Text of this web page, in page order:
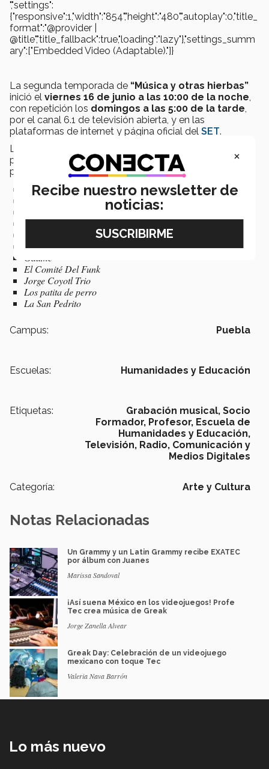
","settings":
{"responsive":1,"width":"854","height":"480","autoplay":0,"title_
format":"@provider |
@title","title_fallback":true,"loading":"lazy"},"settings_summ
ary":["Embedded Video (Adaptable)."]}
La segunda temporada de “Música y otras hierbas”
inició el viernes 16 de junio a las 10:00 de la noche
con repetición los domingos a las 5:00 de la tarde
por el canal 6.1 de televisión abierta, y en las
plataformas de internet y página oficial del SET.
La
preparado hasta el momento11 programas
con la
participación de:
La Carlota
Odinkrsna y Relicario
Rey Flanders
He K Tombe
Gaume
El Comité Del Funk
Jorge Coyotl Trio
Los patita de perro
La San Pedrito
Campus: Puebla
Escuelas: Humanidades y Educación
Etiquetas: Grabación musical, Socio
Formador, Profesor, Escuela de
Humanidades y Educación,
Televisión, Radio, Comunicación y
Medios Digitales
Categoría: Arte y Cultura
Notas Relacionadas
Un Grammy y un Latin Grammy recibe EXATEC
por álbum con Juanes
Marissa Sandoval
¡Así suena México en los videojuegos! Profe
Tec crea música de Greak
Jorge Zanella Alvear
Greak Day: Celebración de un videojuego
mexicano con toque Tec
Valeria Nava Barrón
Lo más nuevo
×
Recibe nuestro newsletter de
noticias: